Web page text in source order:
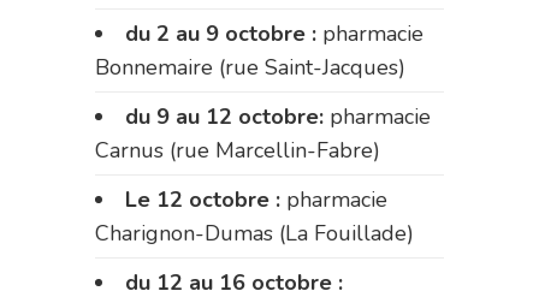
du 2 au 9 octobre : pharmacie
Bonnemaire (rue Saint-Jacques)
du 9 au 12 octobre: pharmacie
Carnus (rue Marcellin-Fabre)
Le 12 octobre : pharmacie
Charignon-Dumas (La Fouillade)
du 12 au 16 octobre :